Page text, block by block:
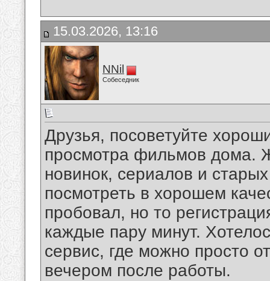
15.03.2026, 13:16
NNil
Собеседник
Друзья, посоветуйте
просмотра фильмов дома.
новинок, сериалов и
посмотреть в хорошем
пробовал, но то
каждые пару минут.
сервис, где можно просто
вечером после работы.